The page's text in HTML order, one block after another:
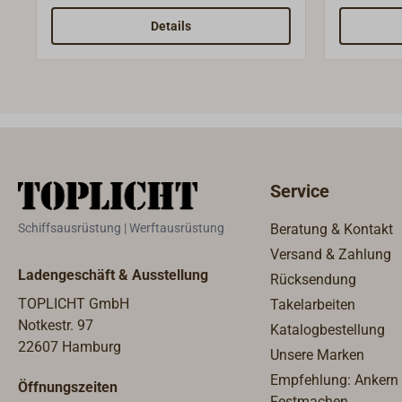
die auch in größeren Räumen
repräsentativ wirken.Die Quarzuhr
ohne Batterie.
Details
die auch
von der
Schiffsausrüstung | Werftausrüstung
Ladengeschäft & Ausstellung
TOPLICHT GmbH
Notkestr. 97
22607 Hamburg
Öffnungszeiten
Service
Beratung & Kontakt
Versand & Zahlung
Rücksendung
Takelarbeiten
Katalogbestellung
Unsere Marken
Empfehlung: Ankern